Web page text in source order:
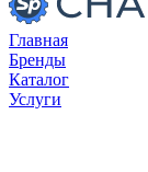
Главная
Бренды
Каталог
Услуги